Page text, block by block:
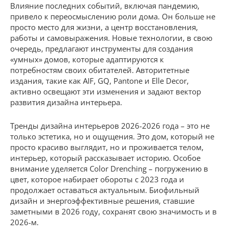
Влияние последних событий, включая пандемию,
привело к переосмыслению роли дома. Он больше не
просто место для жизни, а центр восстановления,
работы и самовыражения. Новые технологии, в свою
очередь, предлагают инструменты для создания
«умных» домов, которые адаптируются к
потребностям своих обитателей. Авторитетные
издания, такие как AIF, GQ, Pantone и Elle Decor,
активно освещают эти изменения и задают вектор
развития дизайна интерьера.
Тренды дизайна интерьеров 2026-2026 года – это не
только эстетика, но и ощущения. Это дом, который не
просто красиво выглядит, но и проживается телом,
интерьер, который рассказывает историю. Особое
внимание уделяется Color Drenching – погружению в
цвет, которое набирает обороты с 2023 года и
продолжает оставаться актуальным. Биофильный
дизайн и энергоэффективные решения, ставшие
заметными в 2026 году, сохранят свою значимость и в
2026-м.